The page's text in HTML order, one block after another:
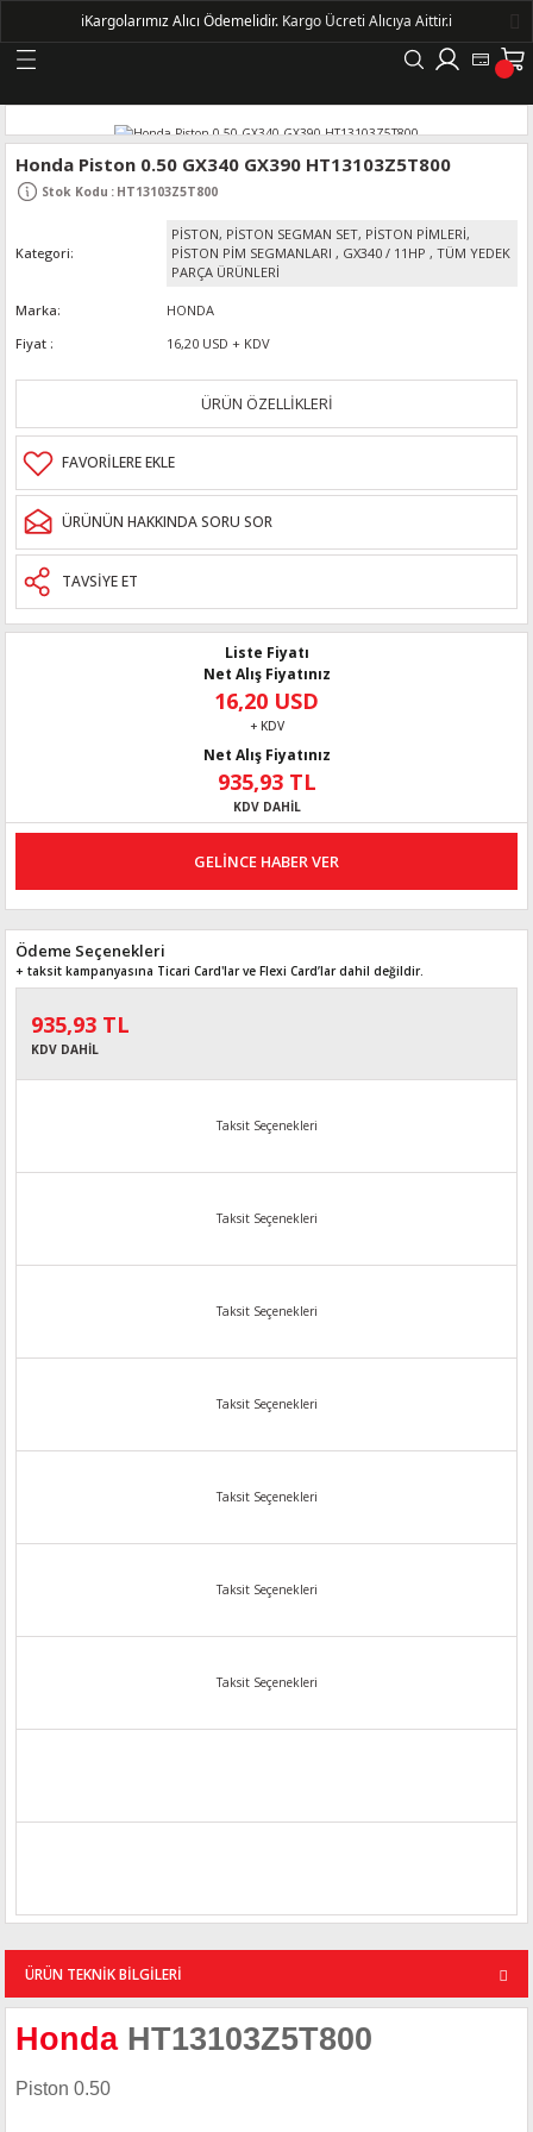
Geri Dön
Honda Piston 0.50 GX340 GX390 HT13103Z5T800
Stok Kodu : HT13103Z5T800
Kategori
PİSTON, PİSTON SEGMAN SET, PİSTON PİMLERİ,
PİSTON PİM SEGMANLARI , GX340 / 11HP , TÜM YEDEK
PARÇA ÜRÜNLERİ
Marka
HONDA
Fiyat
16,20 USD + KDV
ÜRÜN ÖZELLİKLERİ
ÜRÜNÜN HAKKINDA SORU SOR
TAVSİYE ET
Liste Fiyatı
Net Alış Fiyatınız
16,20 USD
+ KDV
Net Alış Fiyatınız
935,93 TL
KDV DAHİL
GELİNCE HABER VER
Ödeme Seçenekleri
+ taksit kampanyasına Ticari Card'lar ve Flexi Card’lar dahil değildir.
935,93 TL
KDV DAHİL
Taksit Seçenekleri
Taksit Seçenekleri
Taksit Seçenekleri
Taksit Seçenekleri
Taksit Seçenekleri
Taksit Seçenekleri
Taksit Seçenekleri
ÜRÜN TEKNİK BİLGİLERİ
Honda HT13103Z5T800
Piston 0.50
ℹ️Kargolarımız Alıcı Ödemelidir. Kargo Ücreti Alıcıya Aittir.ℹ️